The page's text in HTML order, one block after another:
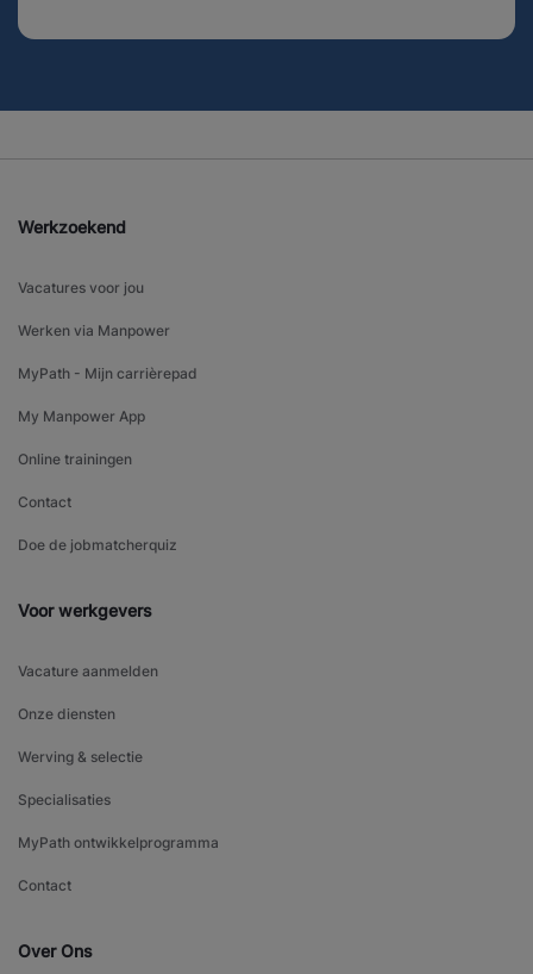
Werkzoekend
Vacatures voor jou
Werken via Manpower
MyPath - Mijn carrièrepad
My Manpower App
Online trainingen
Contact
Doe de jobmatcherquiz
Voor werkgevers
Vacature aanmelden
Onze diensten
Werving & selectie
Specialisaties
MyPath ontwikkelprogramma
Contact
Over Ons